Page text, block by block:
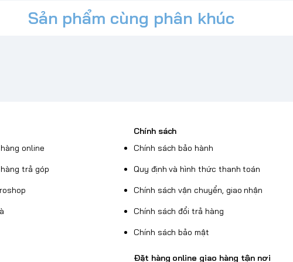
Sản phẩm cùng phân khúc
online
trả góp
Chính sách
Chính sách bảo hành
Quy định và hình thức thanh toán
Chính sách vận chuyển, giao nhận
Chính sách đổi trả hàng
Chính sách bảo mật
Đặt hàng online giao hàng tận nơi